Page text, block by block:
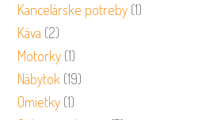
Kancelárske potreby (1)
Káva (2)
Motorky (1)
Nábytok (19)
Omietky (1)